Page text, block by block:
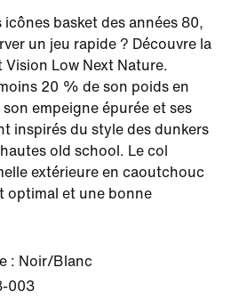
icônes basket des années 80,
un jeu rapide ? Découvre la
Vision Low Next Nature.
20 % de son poids en
empeigne épurée et ses
inspirés du style des dunkers
old school. Le col
extérieure en caoutchouc
optimal et une bonne
: Noir/Blanc
003